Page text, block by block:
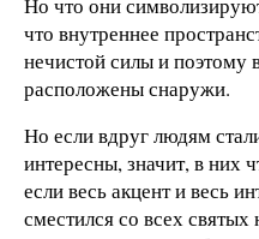
что внутреннее
нечистой силы и
расположены снаружи.
Но если вдруг людям
интересны, значит, в них
если весь акцент и весь
сместился со всех святых